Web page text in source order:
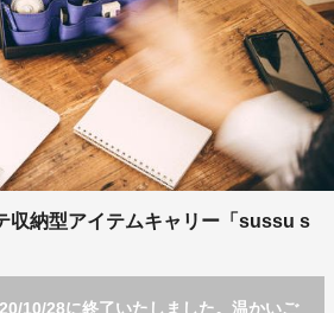
収納型アイテムキャリー「sussu s
10/28に終了いたしました。温かいご